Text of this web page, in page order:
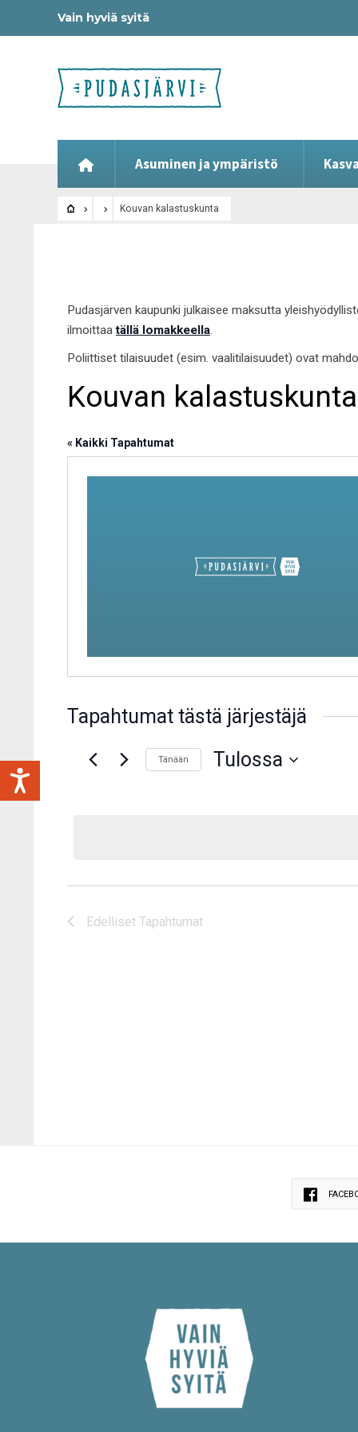
Vain hyviä syitä
Asuminen ja ympäristö
Kouvan kalastuskunta
Pudasjärven kaupunki julkaisee maksutta
ilmoittaatällä lomakkeella.
Poliittiset tilaisuudet (esim. vaalitilaisuudet) ovat
Kouvan kalastuskunta
« Kaikki Tapahtumat
Tapahtumat tästä järjestäjä
Tänään Tulossa
Edelliset Tapahtumat